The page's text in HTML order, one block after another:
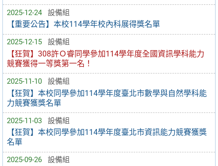
2025-12-24 設備組
【重要公告】本校114學年校內科展得獎名單
2025-12-15 設備組
【狂賀】308許Ｏ睿同學參加114學年度全國資訊學科能力
競賽獲得一等獎第一名！
2025-11-10 設備組
【狂賀】本校同學參加114學年度臺北市數學與自然學科能
力競賽獲獎名單
2025-11-03 設備組
【狂賀】本校同學參加114學年度臺北市資訊能力競賽獲獎
名單
2025-09-26 設備組